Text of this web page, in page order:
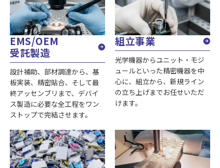
EMS/OEM
受託製造
設計補助、部材調達から、基
板実装、精密貼合、そして最
終アッセンブリまで、デバイ
ス製造に必要な全工程をワン
ストップで完結させます。
組立事業
光学機器からユニット・モジ
ュールといった精密機器を中
心に、組立から、新規ライン
の立ち上げまでお任せいただ
けます。